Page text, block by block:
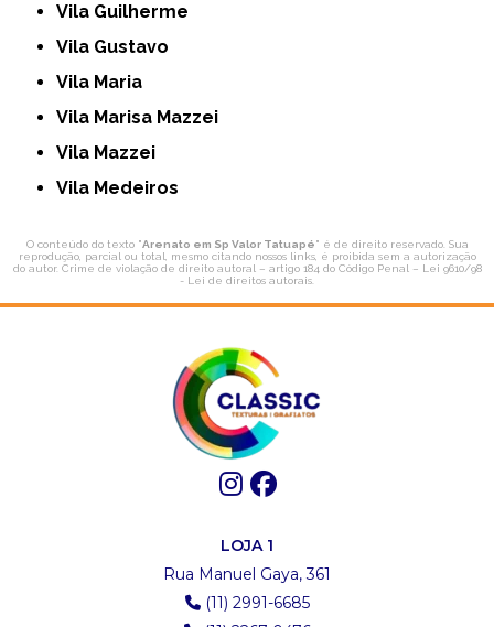
Vila Guilherme
Vila Gustavo
Vila Maria
Vila Marisa Mazzei
Vila Mazzei
Vila Medeiros
O conteúdo do texto "Arenato em Sp Valor Tatuapé" é de direito reservado. Sua
reprodução, parcial ou total, mesmo citando nossos links, é proibida sem a autorização
do autor. Crime de violação de direito autoral – artigo 184 do Código Penal – Lei 9610/98
- Lei de direitos autorais
LOJA 1
Rua Manuel Gaya, 361
(11) 2991-6685